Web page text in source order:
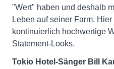
"Wert" haben und deshalb
Leben auf seiner Farm.
kontinuierlich hochwertige
Statement-Looks.
Tokio Hotel-Sänger Bill